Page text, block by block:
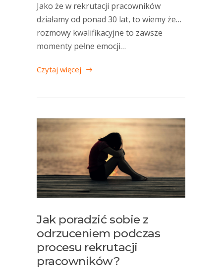
Jako że w rekrutacji pracowników
działamy od ponad 30 lat, to wiemy że…
rozmowy kwalifikacyjne to zawsze
momenty pełne emocji…
Czytaj więcej
Jak poradzić sobie z
odrzuceniem podczas
procesu rekrutacji
pracowników?